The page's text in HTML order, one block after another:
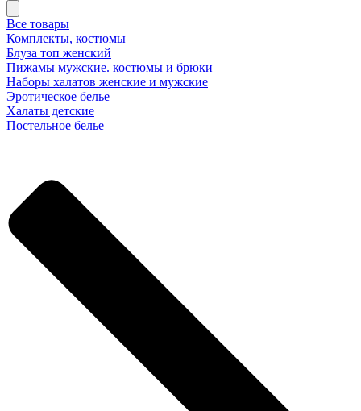
Все товары
Комплекты, костюмы
Блуза топ женский
Пижамы мужские. костюмы и брюки
Наборы халатов женские и мужские
Эротическое белье
Халаты детские
Постельное белье